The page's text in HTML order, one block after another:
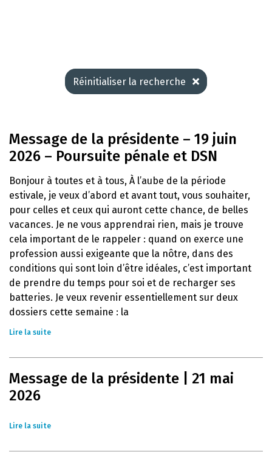
Réinitialiser la recherche
Message de la présidente – 19 juin
2026 – Poursuite pénale et DSN
Bonjour à toutes et à tous, À l’aube de la période
estivale, je veux d’abord et avant tout, vous souhaiter,
pour celles et ceux qui auront cette chance, de belles
vacances. Je ne vous apprendrai rien, mais je trouve
cela important de le rappeler : quand on exerce une
profession aussi exigeante que la nôtre, dans des
conditions qui sont loin d’être idéales, c’est important
de prendre du temps pour soi et de recharger ses
batteries. Je veux revenir essentiellement sur deux
dossiers cette semaine : la
Lire la suite
Message de la présidente | 21 mai
2026
Lire la suite